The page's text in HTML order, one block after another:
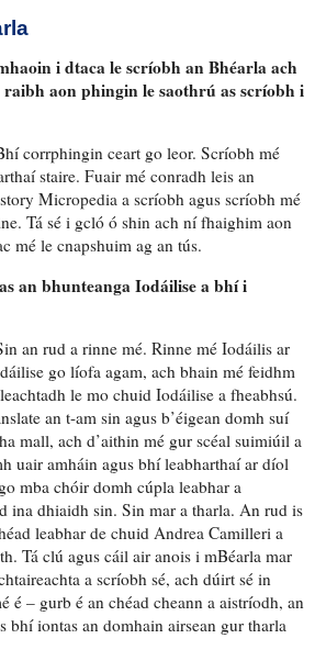
i dtaca lescríobh an Bhéarla ach
raibh aon phingin le saothrú as scríobh i
corrphingin ceart go leor. Scríobh mé
staire. Fuair mé conradh leis an
Micropedia a scríobh agus scríobh mé
Tá sé i gcló ó shin ach ní fhaighim aon
mé le cnapshuim ag an tús.
an bhunteanga Iodáilise a bhí i
an rud a rinne mé. Rinne mé Iodáilis ar
go líofa agam, ach bhain mé feidhm
le mo chuid Iodáilise a fheabhsú.
an t-am sin agus b’éigean domh suí
mall, ach d’aithin mé gur scéal suimiúil a
uair amháin agus bhí leabharthaíar díol
mba chóir domh cúpla leabhar a
ina dhiaidh sin. Sin mar a tharla. An rud is
leabhar de chuid Andrea Camilleri a
. Tá clú agus cáil air anois i mBéarla mar
a scríobh sé, ach dúirt sé in
é – gurb é an chéad cheann a aistríodh, an
bhí iontas an domhain airsean gur tharla